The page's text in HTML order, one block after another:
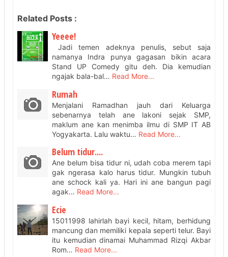
Related Posts :
Yeeee!
Jadi temen adeknya penulis, sebut saja
namanya Indra punya gagasan bikin acara
Stand UP Comedy gitu deh. Dia kemudian
ngajak bala-bal… Read More...
Rumah
Menjalani Ramadhan jauh dari Keluarga
sebenarnya telah ane lakoni sejak SMP,
maklum ane kan menimba ilmu di SMP IT AB
Yogyakarta. Lalu waktu… Read More...
Belum tidur....
Ane belum bisa tidur ni, udah coba merem tapi
gak ngerasa kalo harus tidur. Mungkin tubuh
ane schock kali ya. Hari ini ane bangun pagi
agak… Read More...
Ecie
15011998 lahirlah bayi kecil, hitam, berhidung
mancung dan memiliki kepala seperti telur. Bayi
itu kemudian dinamai Muhammad Rizqi Akbar
Rom… Read More...